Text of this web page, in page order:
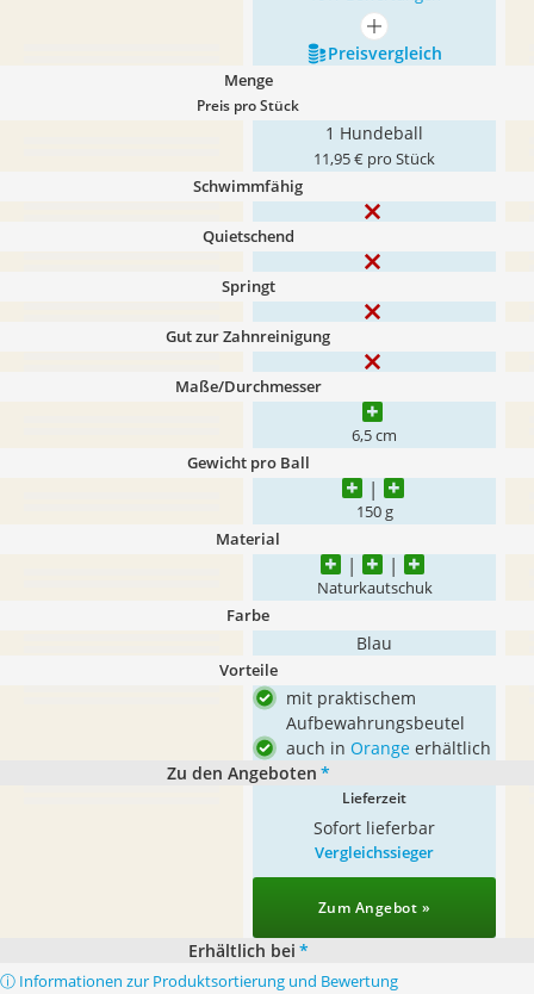
mehr anzeigen
Preis­vergleich
Menge
Preis pro Stück
1 Hundeball
11,95 € pro Stück
Schwimmfähig
Quietschend
Springt
Gut zur Zahnreinigung
Maße/Durchmesser
6,5 cm
Gewicht pro Ball
150 g
Material
Naturkautschuk
Farbe
Blau
Vorteile
mit praktischem
Aufbewahrungsbeutel
auch in Orange erhältlich
Zu den Angeboten *
Lieferzeit
Sofort lieferbar
Vergleichssieger
Zum Angebot »
Erhältlich bei *
ⓘ Informationen zur Produktsortierung und Bewertung